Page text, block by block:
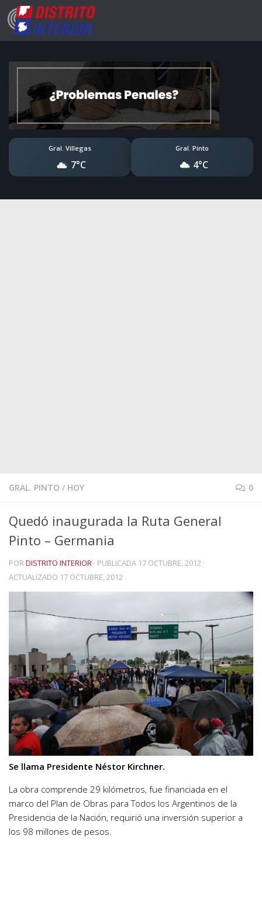
Gral. Villegas
7°C
Gral. Pinto
4°C
GRAL. PINTO / HOY 0
Quedó inaugurada la Ruta General
Pinto – Germania
PORDISTRITO INTERIOR · PUBLICADA 17 OCTUBRE, 2012 ·
ACTUALIZADO 17 OCTUBRE, 2012
Se llama Presidente Néstor Kirchner.
La obra comprende 29 kilómetros, fue financiada en el
marco del Plan de Obras para Todos los Argentinos de la
Presidencia de la Nación, requirió una inversión superior a
los 98 millones de pesos.